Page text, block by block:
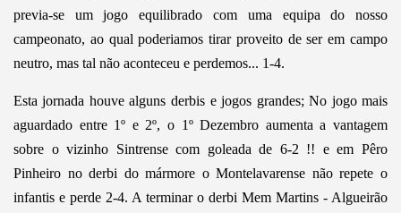
previa-se um jogo equilibrado com uma equipa do nosso
campeonato, ao qual poderiamos tirar proveito de ser em campo
neutro, mas tal não aconteceu e perdemos... 1-4.
Esta jornada houve alguns derbis e jogos grandes; No jogo mais
aguardado entre 1º e 2º, o 1º Dezembro aumenta a vantagem
sobre o vizinho Sintrense com goleada de 6-2 !! e em Pêro
Pinheiro no derbi do mármore o Montelavarense não repete o
infantis e perde 2-4. A terminar o derbi Mem Martins - Algueirão